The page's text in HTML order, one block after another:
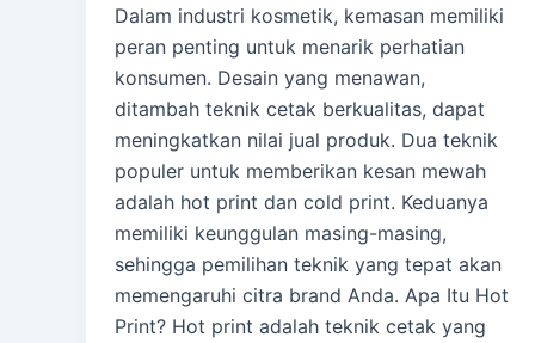
Dalam industri kosmetik, kemasan memiliki
peran penting untuk menarik perhatian
konsumen. Desain yang menawan,
ditambah teknik cetak berkualitas, dapat
meningkatkan nilai jual produk. Dua teknik
populer untuk memberikan kesan mewah
adalah hot print dan cold print. Keduanya
memiliki keunggulan masing-masing,
sehingga pemilihan teknik yang tepat akan
memengaruhi citra brand Anda. Apa Itu Hot
Print? Hot print adalah teknik cetak yang